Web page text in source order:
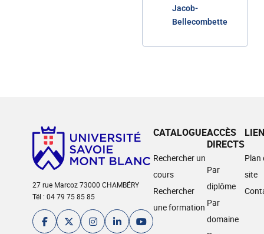
Jacob-
Bellecombette
27 rue Marcoz 73000 CHAMBÉRY
Tél : 04 79 75 85 85
CATALOGUE
Rechercher un
cours
Rechercher
une formation
ACCÈS
DIRECTS
Par
diplôme
Par
domaine
Plan
site